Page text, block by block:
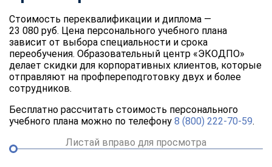
Стоимость переквалификации и диплома —
23 080 руб. Цена персонального учебного плана
зависит от выбора специальности и срока
переобучения. Образовательный центр «ЭКОДПО»
делает скидки для корпоративных клиентов, которые
отправляют на профпереподготовку двух и более
сотрудников.
Бесплатно рассчитать стоимость персонального
учебного плана можно по телефону 8 (800) 222-70-59.
Листай вправо для просмотра